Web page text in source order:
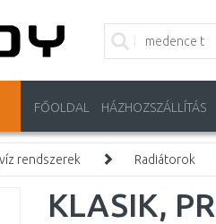
FŐOLDAL HÁZHOZSZÁLLÍTÁS
rendszerek Radiátorok
KLASIK,